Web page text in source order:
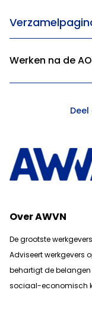
Werken na de
Over AWVN
De grootste
Adviseert werkgevers
behartigt de belangen
sociaal-economisch